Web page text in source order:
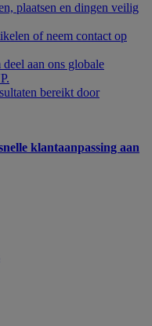
plaatsen en dingen veilig
of neem contact op
deel aan ons globale
bereikt door
klantaanpassing aan